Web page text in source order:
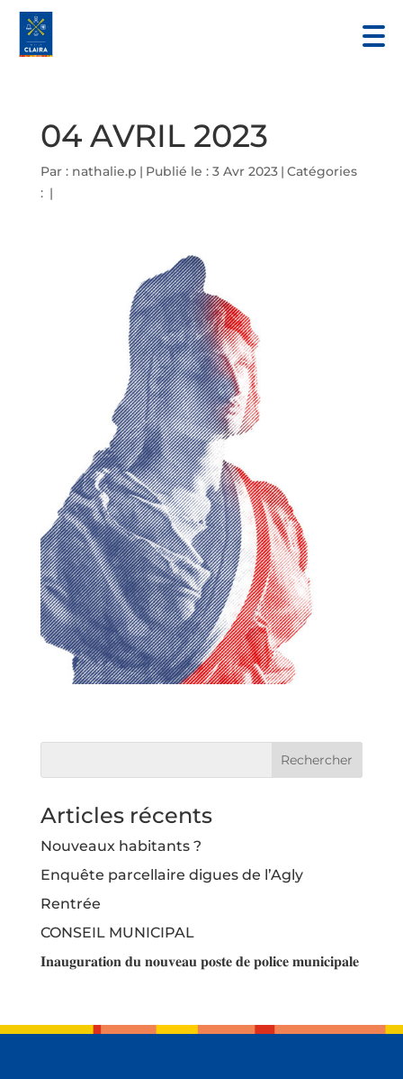
04 AVRIL 2023
Par : nathalie.p | Publié le : 3 Avr 2023 | Catégories
: |
Articles récents
Nouveaux habitants ?
Enquête parcellaire digues de l’Agly
Rentrée
CONSEIL MUNICIPAL
𝐈𝐧𝐚𝐮𝐠𝐮𝐫𝐚𝐭𝐢𝐨𝐧 𝐝𝐮 𝐧𝐨𝐮𝐯𝐞𝐚𝐮 𝐩𝐨𝐬𝐭𝐞 𝐝𝐞 𝐩𝐨𝐥𝐢𝐜𝐞 𝐦𝐮𝐧𝐢𝐜𝐢𝐩𝐚𝐥𝐞